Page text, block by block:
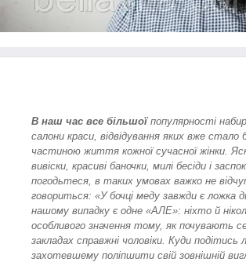
В наш час все більшої популярності
салони краси, відвідування яких вже стало
частиною життя кожної сучасної жінки.
вивіски, красиві баночки, милі бесіди і
погодьтеся, в таких умовах важко не
говориться: «У бочці меду завжди є ложка
нашому випадку є одне «АЛЕ»: ніхто й
особливого значення тому, як почувають
закладах справжні чоловіки. Куди подітись
захотевшему поліпшити свій зовнішній